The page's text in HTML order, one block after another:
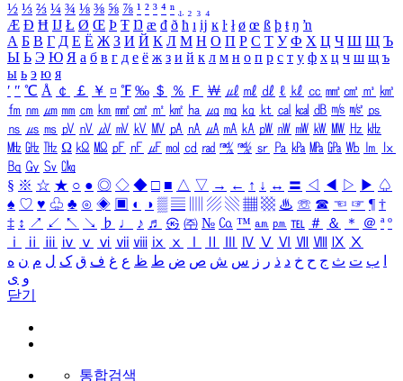
½ ⅓ ⅔ ¼ ¾ ⅛ ⅜ ⅝ ⅞ ¹ ² ³ ⁴ ⁿ ₁ ₂ ₃ ₄
Æ Ð Ħ Ĳ Ł Ø Œ Þ Ŧ Ŋ æ đ ð ħ ı ĳ ĸ ŀ ł ø œ ß þ ŧ ŋ ŉ
А Б В Г Д Е Ё Ж З И Й К Л М Н О П Р С Т У Ф Х Ц Ч Ш Щ Ъ
Ы Ь Э Ю Я а б в г д е ё ж з и й к л м н о п р с т у ф х ц ч ш щ ъ
ы ь э ю я
′ ″ ℃ Å ￠ ￡ ￥ ¤ ℉ ‰ ＄ ％ Ｆ ￦ ㎕ ㎖ ㎗ ℓ ㎘ ㏄ ㎣ ㎤ ㎥ ㎦
㎙ ㎚ ㎛ ㎜ ㎝ ㎞ ㎟ ㎠ ㎡ ㎢ ㏊ ㎍ ㎎ ㎏ ㏏ ㎈ ㎉ ㏈ ㎧ ㎨ ㎰
㎱ ㎲ ㎳ ㎴ ㎵ ㎶ ㎷ ㎸ ㎹ ㎀ ㎁ ㎂ ㎃ ㎄ ㎺ ㎻ ㎽ ㎾ ㎿ ㎐ ㎑
㎒ ㎓ ㎔ Ω ㏀ ㏁ ㎊ ㎋ ㎌ ㏖ ㏅ ㎭ ㎮ ㎯ ㏛ ㎩ ㎪ ㎫ ㎬ ㏝ ㏐
㏓
㏃ ㏉ ㏜ ㏆
§ ※ ☆ ★ ○ ● ◎ ◇ ◆ □ ■ △ ▽ → ← ↑ ↓ ↔ 〓 ◁ ◀ ▷ ▶ ♤
♠ ♡ ♥ ♧ ♣ ⊙ ◈ ▣ ◐ ◑ ▒ ▤ ▨ ▧ ▦ ▩ ♨ ☏ ☎ ☜ ☞ ¶ †
‡ ↕ ↗ ↙ ↖ ↘ ♭ ♩ ♪ ♬ ㉿ ㈜ № ㏇ ™ ㏂ ㏘ ℡ ＃ ＆ ＊ ＠ ª º
ⅰ
ⅱ ⅲ ⅳ ⅴ ⅵ ⅶ ⅷ ⅸ ⅹ Ⅳ Ⅴ Ⅵ Ⅶ Ⅷ Ⅸ Ⅹ
ب ت ث ج ح خ د ذ ر ز س ش ص ض ط ظ ع غ ف ق ک ل م ن ه
و ی
닫기
통합검색